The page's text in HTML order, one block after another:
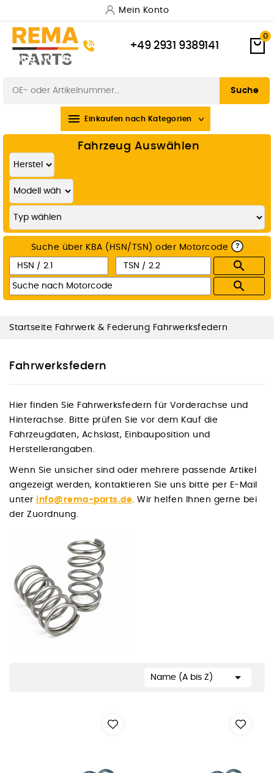
Mein Konto
+49 2931 9389141
0
Fahrzeug Auswählen
Suche über KBA (HSN/TSN) oder Motorcode ?


 Einkaufen nach Kategorien
Katalog Alle Marken
Widerrufsbelehrung Suche
Startseite Fahrwerk & Federung Fahrwerksfedern
Fahrwerksfedern
Hier finden Sie Fahrwerksfedern für Vorderachse und
Hinterachse. Bitte prüfen Sie vor dem Kauf die
Fahrzeugdaten, Achslast, Einbauposition und
Herstellerangaben.
Wenn Sie unsicher sind oder mehrere passende Artikel
angezeigt werden, kontaktieren Sie uns bitte per E-Mail
unter info@rema-parts.de. Wir helfen Ihnen gerne bei
der Zuordnung.
Name (A bis Z) 